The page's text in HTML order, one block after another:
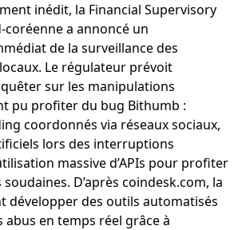
inédit, la Financial Supervisory
coréenne a annoncé un
de la surveillance des
Le régulateur prévoit
sur les manipulations
pu profiter du bug Bithumb :
coordonnés via réseaux sociaux,
lors des interruptions
massive d’APIs pour profiter
D’après coindesk.com, la
développer des outils automatisés
en temps réel grâce à